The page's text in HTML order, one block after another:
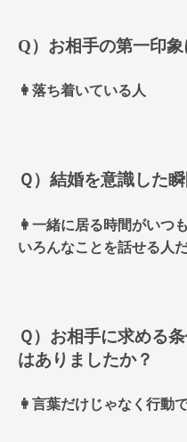
Q）お相手の第一印
👩落ち着いている人
Ｑ）結婚を意識した
👩一緒に居る時間がいつ
いろんなことを話せる人
Ｑ）お相手に求める
はありましたか？
👩言葉だけじゃなく行動